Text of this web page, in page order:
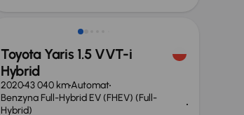
Toyota Yaris 1.5 VVT-i
Hybrid
202043 040 kmAutomat
Benzyna Full-Hybrid EV (FHEV) (Full-
Hybrid)